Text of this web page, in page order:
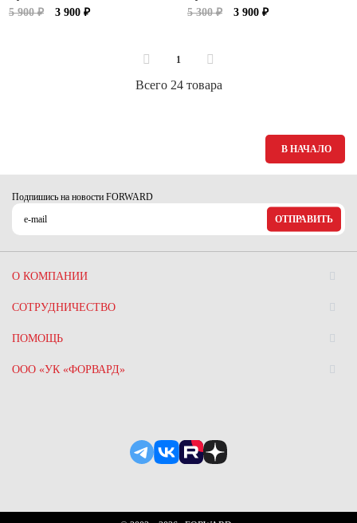
5 900 ₽
3 900 ₽
5 300 ₽
3 900 ₽
1
Всего 24 товара
В НАЧАЛО
Подпишись на новости FORWARD
ОТПРАВИТЬ
О КОМПАНИИ
СОТРУДНИЧЕСТВО
ПОМОЩЬ
ООО «УК «ФОРВАРД»